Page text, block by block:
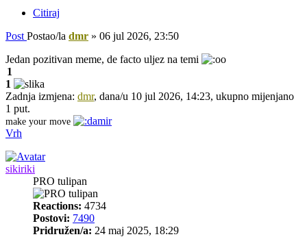
Citiraj
Post Postao/la dmr » 06 jul 2026, 23:50
Jedan pozitivan meme, de facto uljez na temi
1
1
Zadnja izmjena: dmr, dana/u 10 jul 2026, 14:23, ukupno mijenjano
1 put.
make your move
Vrh
sikiriki
PRO tulipan
Reactions: 4734
Postovi: 7490
Pridružen/a: 24 maj 2025, 18:29